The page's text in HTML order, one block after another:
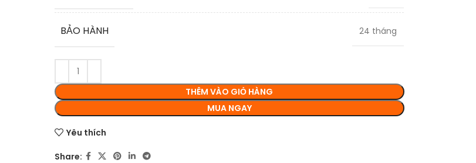
BẢO HÀNH 24 tháng
THÊM VÀO GIỎ HÀNG
MUA NGAY
Yêu thích
Share: